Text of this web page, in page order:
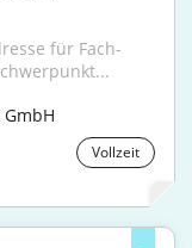
für Fach-
Vollzeit